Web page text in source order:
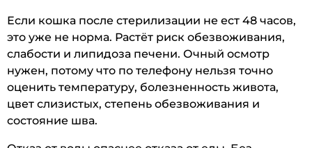
Если кошка после стерилизации не ест 48 часов,
это уже не норма. Растёт риск обезвоживания,
слабости и липидоза печени. Очный осмотр
нужен, потому что по телефону нельзя точно
оценить температуру, болезненность живота,
цвет слизистых, степень обезвоживания и
состояние шва.